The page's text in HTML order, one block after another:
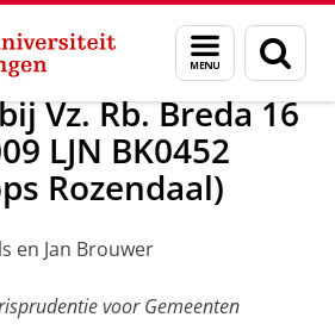
Menu
en
zoeken
Handhaving
Vz. Rb. Breda 16
LJN BK0452
Rozendaal)
en Jan Brouwer
voor Gemeenten